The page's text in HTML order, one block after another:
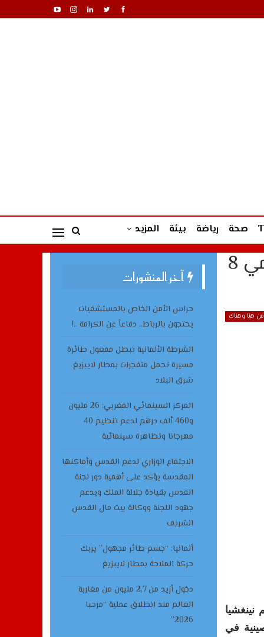
صحة رياضة بيئة المزيد
نائب رئيس مجلس النواب محمد والزين .. في ندوة دولية تنظم يومي 8
من هنا وهناك
يوليوز الجاري بإقليم نينغشيا
في
آخر المنشورات
حراس الأمن الخاص بالمستشفيات
يحتجون بالرباط.. دفاعاً عن الكرامة ..!
الشرطة الألمانية تبطل مفعول طائرة
مسيرة تحمل متفجرات بمطار لايبزيغ
شرق البلاد
المركز السينمائي المغربي: 26 مليون
و460 ألف درهم لدعم تنظيم 40
مهرجانا وتظاهرة سينمائية
الاجتماع الوزاري لدعم القدس وأماكنها
المقدسة يؤكد على أهمية دور لجنة
القدس بقيادة جلالة الملك ويدعم
جهود اللجنة ووكالة بيت مال القدس
الشريف
ألمانيا: “جسم طائر مجهول” يربك
حركة الملاحة بمطار لايبزيغ
دخول أزيد من 2,7 مليون من مغاربة
العالم منذ انطلاق عملية “مرحبا
2026”